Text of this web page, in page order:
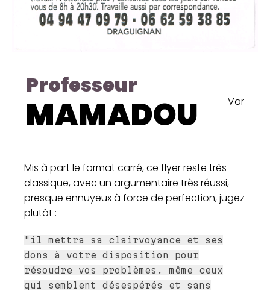
Professeur
MAMADOU Var
Mis à part le format carré, ce flyer reste très
classique, avec un argumentaire très réussi,
presque ennuyeux à force de perfection, jugez
plutôt :
"il mettra sa clairvoyance et ses
dons à votre disposition pour
résoudre vos problèmes. même ceux
qui semblent désespérés et sans